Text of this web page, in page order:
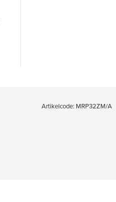
Artikelcode: MRP32ZM/A